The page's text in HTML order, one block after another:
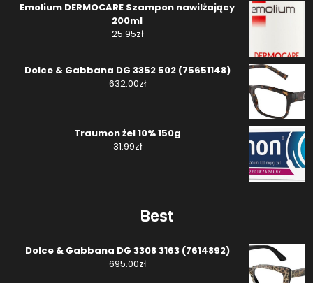
Emolium DERMOCARE Szampon nawilżający
200ml
25.95zł
Dolce & Gabbana DG 3352 502 (75651148)
632.00zł
Traumon żel 10% 150g
31.99zł
Best
Dolce & Gabbana DG 3308 3163 (7614892)
695.00zł